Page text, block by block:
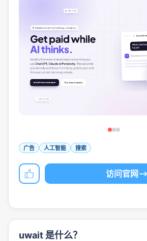
广告 人工智能 搜索
访问官网
uwait 是什么？